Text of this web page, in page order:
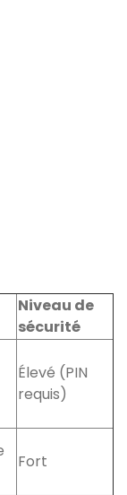
Niveau de
sécurité
Élevé (PIN
requis)
Fort